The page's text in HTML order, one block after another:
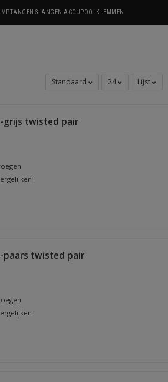
SLANGEN ACCUPOOLKLEMMEN
Standaard 24 Lijst
grijs twisted pair
paars twisted pair